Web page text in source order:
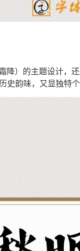
）的主题设计，
韵味，又显独特个